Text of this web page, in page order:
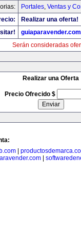
Portales, Ventas y
Realizar una oferta!
guiaparavender.com
Serán consideradas
Realizar una Oferta
Precio Ofrecido $
|